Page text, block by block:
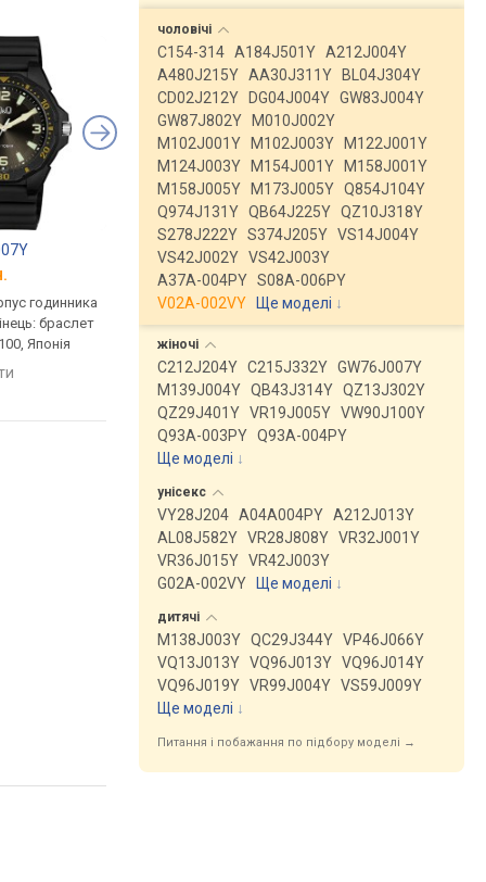
годинника
браслет
Японія
Q&Q V30A-003VY
від 728 грн.
кварцові, корпус годинника
пластик, WR 100, Японія
порівняти
від 728 грн.
порівняти
чоловічі
C154-314 A184J501Y A212J004Y
A480J215Y AA30J311Y
BL04J304Y
CD02J212Y
DG04J004Y GW83J004Y
GW87J802Y
M010J002Y
M102J001Y
M102J003Y
M122J001Y
M124J003Y
M154J001Y
M158J001Y
M158J005Y
M173J005Y Q854J104Y
Q974J131Y QB64J225Y QZ10J318Y
S278J222Y S374J205Y VS14J004Y
VS42J002Y VS42J003Y
A37A-004PY S08A-006PY
V02A-002VY
Ще моделі ↓
жіночі
C212J204Y C215J332Y GW76J007Y
M139J004Y QB43J314Y QZ13J302Y
QZ29J401Y VR19J005Y VW90J100Y
Q93A-003PY Q93A-004PY
Ще моделі ↓
унісекс
VY28J204 A04A004PY A212J013Y
AL08J582Y VR28J808Y VR32J001Y
VR36J015Y VR42J003Y
G02A-002VY
Ще моделі ↓
дитячі
M138J003Y QC29J344Y VP46J066Y
VQ13J013Y VQ96J013Y VQ96J014Y
VQ96J019Y VR99J004Y VS59J009Y
Ще моделі ↓
Питання і побажання по підбору моделі →